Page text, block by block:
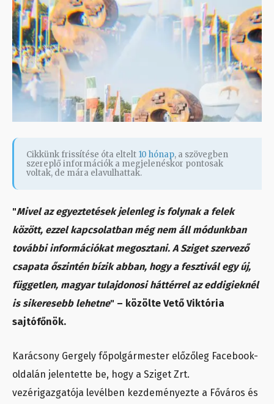
Cikkünk frissítése óta eltelt 10 hónap, a szövegben
szereplő információk a megjelenéskor pontosak
voltak, de mára elavulhattak.
"Mivel az egyeztetések jelenleg is folynak a felek
között, ezzel kapcsolatban még nem áll módunkban
további információkat megosztani. A Sziget szervező
csapata őszintén bízik abban, hogy a fesztivál egy új,
független, magyar tulajdonosi háttérrel az eddigieknél
is sikeresebb lehetne" – közölte Vető Viktória
sajtófőnök.
Karácsony Gergely főpolgármester előzőleg Facebook-
oldalán jelentette be, hogy a Sziget Zrt.
vezérigazgatója levélben kezdeményezte a Főváros és